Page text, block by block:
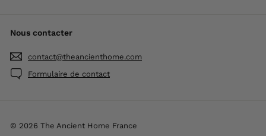
Nous contacter
contact@theancienthome.com
Formulaire de contact
© 2026 The Ancient Home France